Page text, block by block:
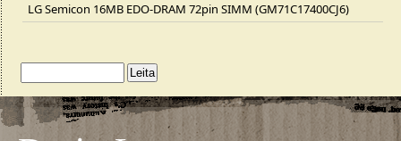
LG Semicon 16MB EDO-DRAM 72pin SIMM (GM71C17400CJ6)